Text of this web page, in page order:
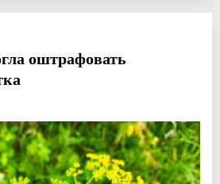
оштрафовать